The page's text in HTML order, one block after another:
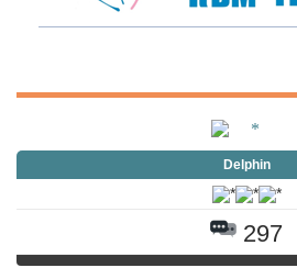
Delphin
297